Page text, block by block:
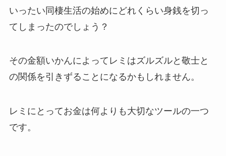
いったい同棲生活の始めにどれくらい身銭を切っ
てしまったのでしょう？
その金額いかんによってレミはズルズルと敬士と
の関係を引きずることになるかもしれません。
レミにとってお金は何よりも大切なツールの一つ
です。